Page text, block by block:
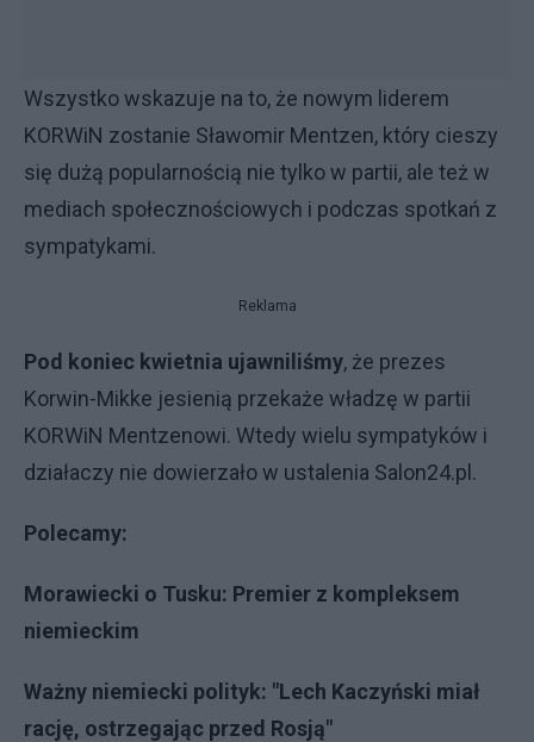
Wszystko wskazuje na to, że nowym liderem
KORWiN zostanie Sławomir Mentzen, który cieszy
się dużą popularnością nie tylko w partii, ale też w
mediach społecznościowych i podczas spotkań z
sympatykami.
Reklama
Pod koniec kwietnia ujawniliśmy, że prezes
Korwin-Mikke jesienią przekaże władzę w partii
KORWiN Mentzenowi. Wtedy wielu sympatyków i
działaczy nie dowierzało w ustalenia Salon24.pl.
Polecamy:
Morawiecki o Tusku: Premier z kompleksem
niemieckim
Ważny niemiecki polityk: "Lech Kaczyński miał
rację, ostrzegając przed Rosją"